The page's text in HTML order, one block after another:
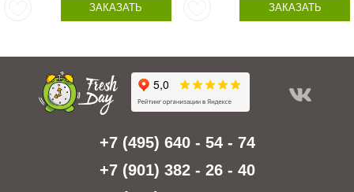
ЗАКАЗАТЬ ЗАКАЗАТЬ
+7 (495) 640 - 54 - 74
+7 (901) 382 - 26 - 40